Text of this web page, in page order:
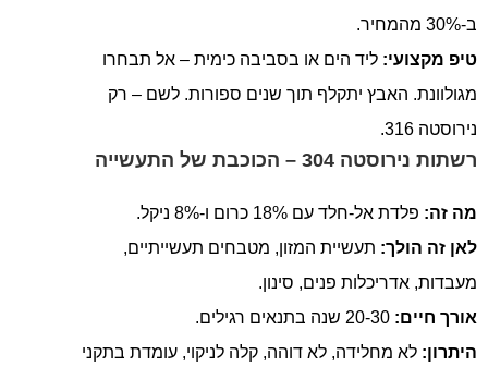
ב-30% מהמחיר.
טיפ מקצועי: ליד הים או בסביבה כימית – אל תבחרו
מגולוונת. האבץ יתקלף תוך שנים ספורות. לשם – רק
נירוסטה 316.
רשתות נירוסטה 304 – הכוכבת של התעשייה
מה זה: פלדת אל-חלד עם 18% כרום ו-8% ניקל.
לאן זה הולך: תעשיית המזון, מטבחים תעשייתיים,
מעבדות, אדריכלות פנים, סינון.
אורך חיים:
היתרון: לא מחלידה, לא דוהה, קלה לניקוי, עומדת בתקני